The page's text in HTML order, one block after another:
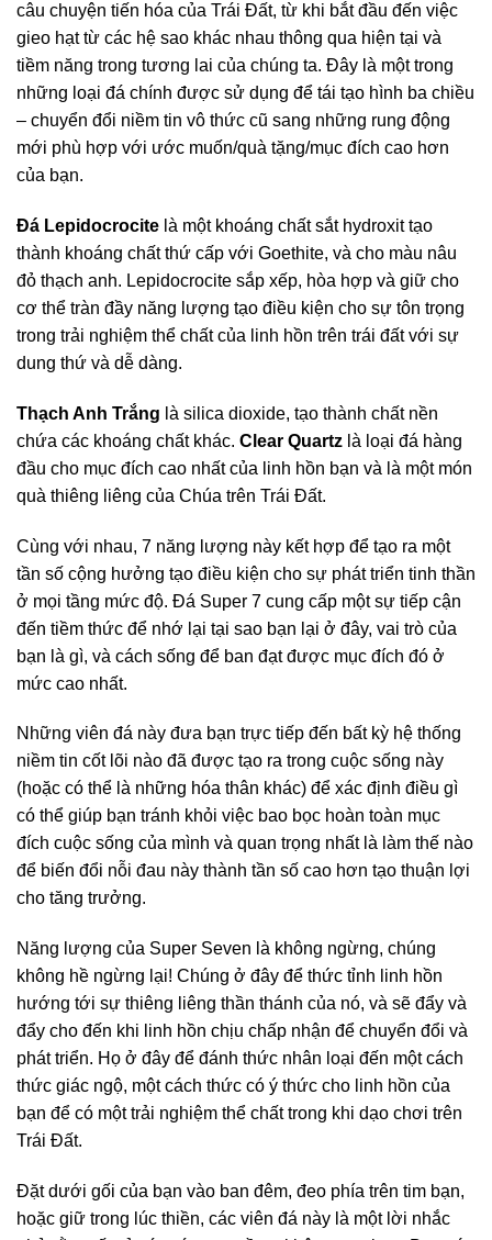
câu chuyện tiến hóa của Trái Đất, từ khi bắt đầu đến việc
gieo hạt từ các hệ sao khác nhau thông qua hiện tại và
tiềm năng trong tương lai của chúng ta. Đây là một trong
những loại đá chính được sử dụng để tái tạo hình ba chiều
– chuyển đổi niềm tin vô thức cũ sang những rung động
mới phù hợp với ước muốn/quà tặng/mục đích cao hơn
của bạn.
Đá Lepidocrocite là một khoáng chất sắt hydroxit tạo
thành khoáng chất thứ cấp với Goethite, và cho màu nâu
đỏ thạch anh. Lepidocrocite sắp xếp, hòa hợp và giữ cho
cơ thể tràn đầy năng lượng tạo điều kiện cho sự tôn trọng
trong trải nghiệm thể chất của linh hồn trên trái đất với sự
dung thứ và dễ dàng.
Thạch Anh Trắng là silica dioxide, tạo thành chất nền
chứa các khoáng chất khác. Clear Quartz là loại đá hàng
đầu cho mục đích cao nhất của linh hồn bạn và là một món
quà thiêng liêng của Chúa trên Trái Đất.
Cùng với nhau, 7 năng lượng này kết hợp để tạo ra một
tần số cộng hưởng tạo điều kiện cho sự phát triển tinh thần
ở mọi tầng mức độ. Đá Super 7 cung cấp một sự tiếp cận
đến tiềm thức để nhớ lại tại sao bạn lại ở đây, vai trò của
bạn là gì, và cách sống để ban đạt được mục đích đó ở
mức cao nhất.
Những viên đá này đưa bạn trực tiếp đến bất kỳ hệ thống
niềm tin cốt lõi nào đã được tạo ra trong cuộc sống này
(hoặc có thể là những hóa thân khác) để xác định điều gì
có thể giúp bạn tránh khỏi việc bao bọc hoàn toàn mục
đích cuộc sống của mình và quan trọng nhất là làm thế nào
để biến đổi nỗi đau này thành tần số cao hơn tạo thuận lợi
cho tăng trưởng.
Năng lượng của Super Seven là không ngừng, chúng
không hề ngừng lại! Chúng ở đây để thức tỉnh linh hồn
hướng tới sự thiêng liêng thần thánh của nó, và sẽ đẩy và
đẩy cho đến khi linh hồn chịu chấp nhận để chuyển đổi và
phát triển. Họ ở đây để đánh thức nhân loại đến một cách
thức giác ngộ, một cách thức có ý thức cho linh hồn của
bạn để có một trải nghiệm thể chất trong khi dạo chơi trên
Trái Đất.
Đặt dưới gối của bạn vào ban đêm, đeo phía trên tim bạn,
hoặc giữ trong lúc thiền, các viên đá này là một lời nhắc